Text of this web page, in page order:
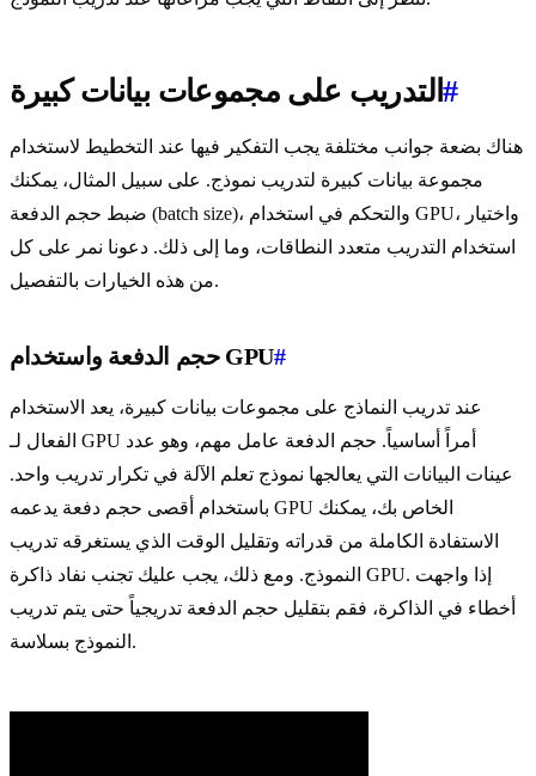
التدريب على مجموعات بيانات كبيرة#
هناك بضعة جوانب مختلفة يجب التفكير فيها عند التخطيط لاستخدام
مجموعة بيانات كبيرة لتدريب نموذج. على سبيل المثال، يمكنك
ضبط حجم الدفعة (batch size)، والتحكم في استخدام GPU، واختيار
استخدام التدريب متعدد النطاقات، وما إلى ذلك. دعونا نمر على كل
من هذه الخيارات بالتفصيل.
حجم الدفعة واستخدام GPU#
عند تدريب النماذج على مجموعات بيانات كبيرة، يعد الاستخدام
الفعال لـ GPU أمراً أساسياً. حجم الدفعة عامل مهم، وهو عدد
عينات البيانات التي يعالجها نموذج تعلم الآلة في تكرار تدريب واحد.
باستخدام أقصى حجم دفعة يدعمه GPU الخاص بك، يمكنك
الاستفادة الكاملة من قدراته وتقليل الوقت الذي يستغرقه تدريب
النموذج. ومع ذلك، يجب عليك تجنب نفاد ذاكرة GPU. إذا واجهت
أخطاء في الذاكرة، فقم بتقليل حجم الدفعة تدريجياً حتى يتم تدريب
النموذج بسلاسة.